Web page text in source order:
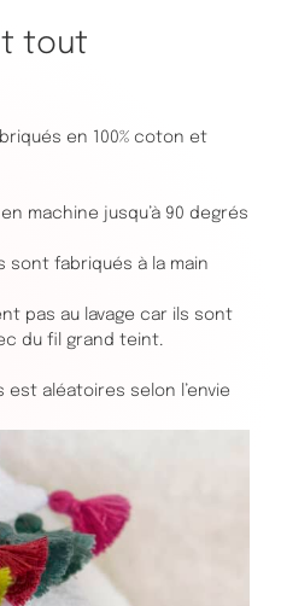
tout
en 100% coton et
machine jusqu’à 90 degrés
sont fabriqués à la main
pas au lavage car ils sont
du fil grand teint.
est aléatoires selon l’envie